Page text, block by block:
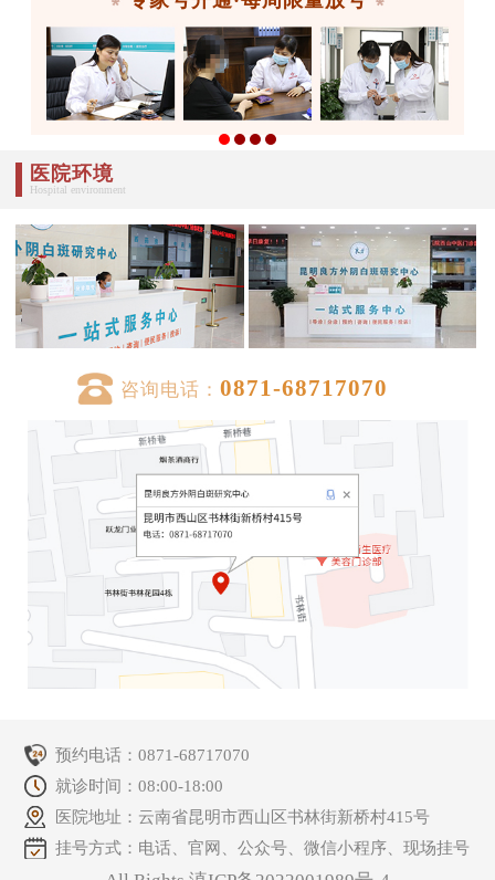
医院环境
Hospital environment
咨询电话：0871-68717070
预约电话：0871-68717070
就诊时间：08:00-18:00
医院地址：云南省昆明市西山区书林街新桥村415号
挂号方式：电话、官网、公众号、微信小程序、现场挂号